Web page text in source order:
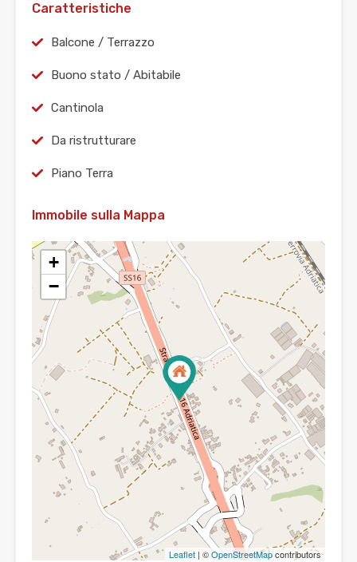
Caratteristiche
Balcone / Terrazzo
Buono stato / Abitabile
Cantinola
Da ristrutturare
Piano Terra
Immobile sulla Mappa
+
−
Leaflet | ©OpenStreetMapcontributors